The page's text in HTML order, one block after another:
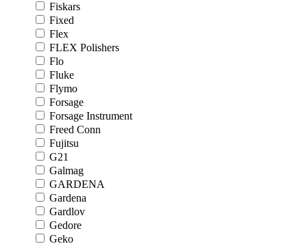
Fiskars
Fixed
Flex
FLEX Polishers
Flo
Fluke
Flymo
Forsage
Forsage Instrument
Freed Conn
Fujitsu
G21
Galmag
GARDENA
Gardena
Gardlov
Gedore
Geko